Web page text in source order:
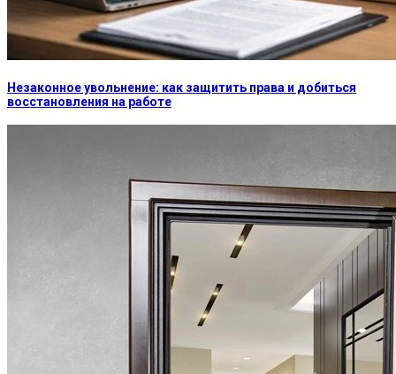
Незаконное увольнение: как защитить права и добиться
восстановления на работе